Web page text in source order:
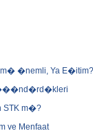
�nemli, Ya E�itim?
STK m�?
ve Menfaat